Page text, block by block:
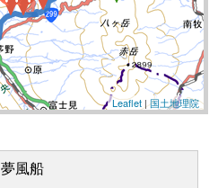
Leaflet|国土地理院
夢風船